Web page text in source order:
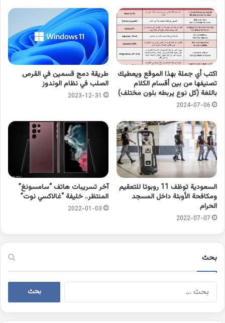
اكتب أي جملة بهذا الموقع ويعطيك
تصنيفها من بين أقسام الكلام
باللغة (كل نوع يربطه بلون مختلف)
2024-07-06
طريقة دمج قسمين في القرص
الصلب في نظام الوندوز
2023-12-31
السعودية توظف 11 روبوتا للتعقيم
ومكافحة الأوبئة داخل المسجد
الحرام
2022-07-07
آخر تسريبات هاتف “سامسونغ”
المنتظر.. خليفة “غالاكسي نوت”
2022-01-03
بحث
البحث